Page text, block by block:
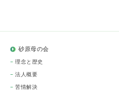
砂原母の会
理念と歴史
法人概要
苦情解決